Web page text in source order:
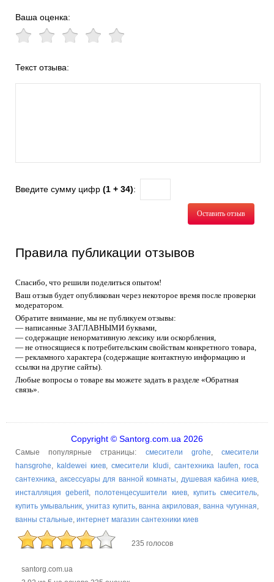
Ваша оценка:
Текст отзыва:
Введите сумму цифр (1 + 34):
Оставить отзыв
Правила публикации отзывов
Спасибо, что решили поделиться опытом!
Ваш отзыв будет опубликован через некоторое время после проверки
модератором.
Обратите внимание, мы не публикуем отзывы:
— написанные ЗАГЛАВНЫМИ буквами,
— содержащие ненормативную лексику или оскорбления,
— не относящиеся к потребительским свойствам конкретного товара,
— рекламного характера (содержащие контактную информацию и
ссылки на другие сайты).
Любые вопросы о товаре вы можете задать в разделе «Обратная
связь».
Copyright © Santorg.com.ua 2026
Самые популярные страницы: смесители grohe,смесители
hansgrohe, kaldewei киев,смесители kludi, сантехника laufen,roca
сантехника, аксессуары для ванной комнаты, душевая кабина киев,
инсталляция geberit,полотенцесушители киев, купить смеситель,
купить умывальник, унитаз купить,ванна акриловая,ванна чугунная,
ванны стальные, интернет магазин сантехники киев
235 голосов
santorg.com.ua